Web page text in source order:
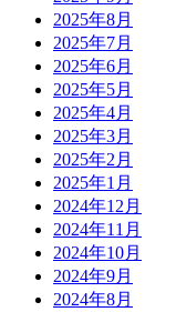
2025年8月
2025年7月
2025年6月
2025年5月
2025年4月
2025年3月
2025年2月
2025年1月
2024年12月
2024年11月
2024年10月
2024年9月
2024年8月